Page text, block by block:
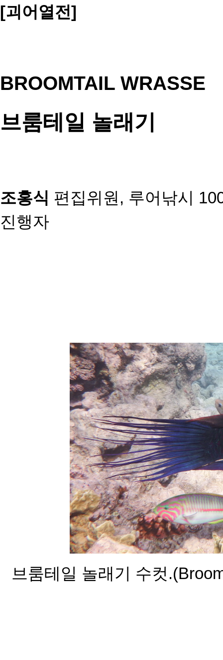
[괴어열전]
BROOMTAIL WRASSE
브룸테일 놀래기
조홍식 편집위원, 루어낚시
진행자
브룸테일 놀래기 수컷